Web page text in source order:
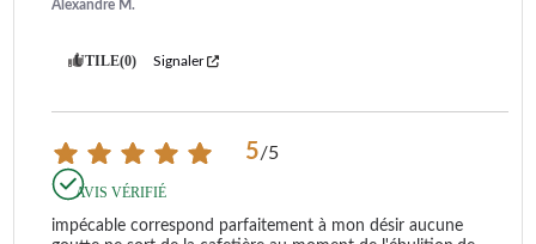
Alexandre M.
UTILE(0) Signaler
5/5
AVIS VÉRIFIÉ
impécable correspond parfaitement à mon désir aucune